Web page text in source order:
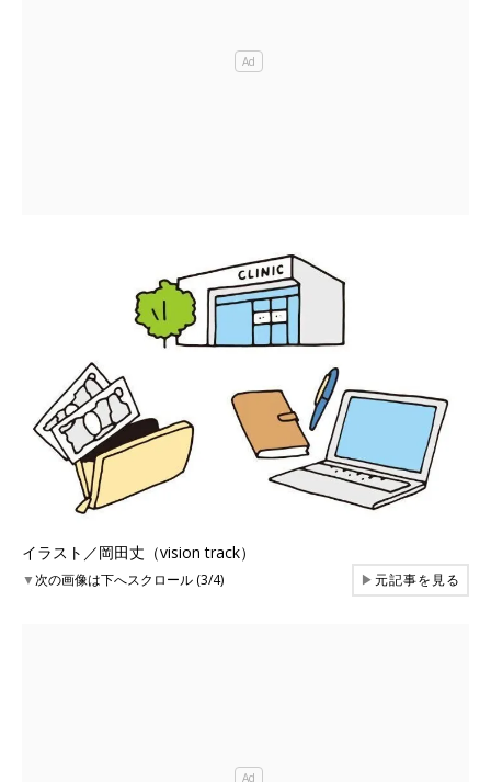
イラスト／岡田丈（vision track）
▼次の画像は下へスクロール (3/4) ▶元記事を見る